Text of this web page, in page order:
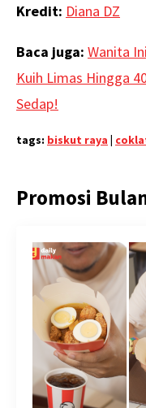
Kredit: Diana DZ
Baca juga: Wanita
Kuih Limas Hingga
Sedap!
tags: biskut raya |
Promosi